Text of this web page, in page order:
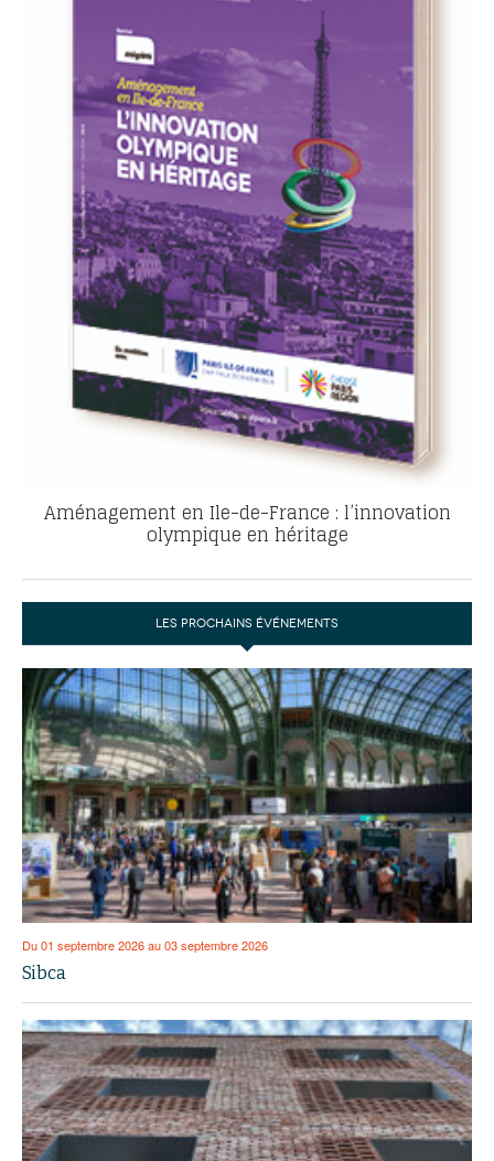
Aménagement en Ile-de-France : l’innovation
olympique en héritage
LES PROCHAINS ÉVÉNEMENTS
Du 01 septembre 2026 au 03 septembre 2026
Sibca